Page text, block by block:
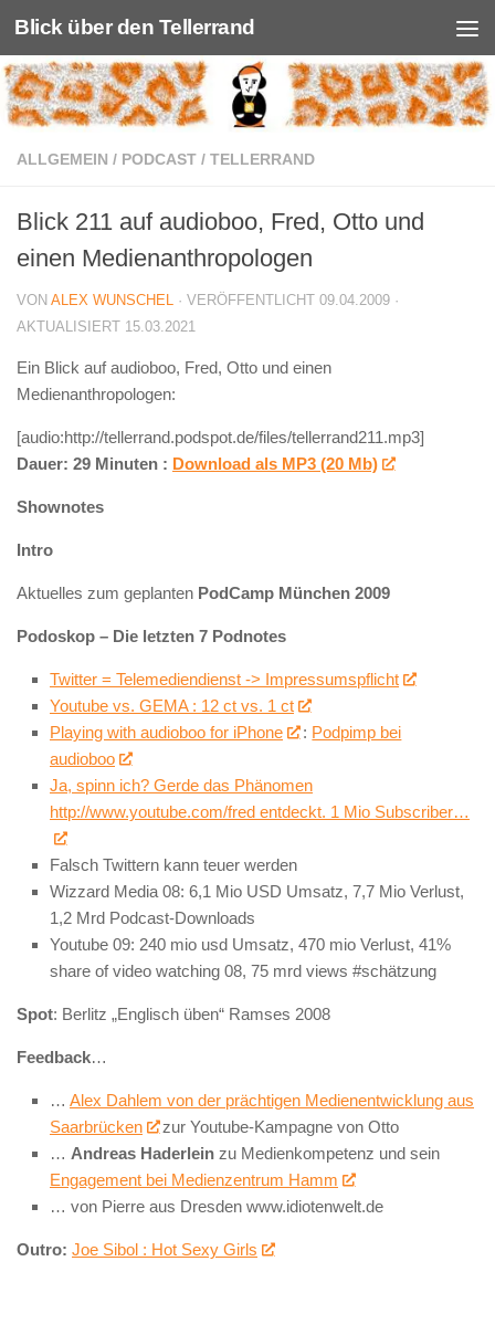
Unter dem Inhalt
Blick über den Tellerrand
ALLGEMEIN / PODCAST / TELLERRAND
Blick 211 auf audioboo, Fred, Otto und
einen Medienanthropologen
VON ALEX WUNSCHEL · VERÖFFENTLICHT 09.04.2009 ·
AKTUALISIERT 15.03.2021
Ein Blick auf audioboo, Fred, Otto und einen
Medienanthropologen:
[audio:http://tellerrand.podspot.de/files/tellerrand211.mp3]
Dauer: 29 Minuten : Download als MP3 (20 Mb)
Shownotes
Intro
Aktuelles zum geplanten PodCamp München 2009
Podoskop – Die letzten 7 Podnotes
Twitter = Telemediendienst -> Impressumspflicht
Youtube vs. GEMA : 12 ct vs. 1 ct
Playing with audioboo for iPhone
: Podpimp bei
audioboo
Ja, spinn ich? Gerde das Phänomen
http://www.youtube.com/fred entdeckt. 1 Mio Subscriber…
Falsch Twittern kann teuer werden
Wizzard Media 08: 6,1 Mio USD Umsatz, 7,7 Mio Verlust,
1,2 Mrd Podcast-Downloads
Youtube 09: 240 mio usd Umsatz, 470 mio Verlust, 41%
share of video watching 08, 75 mrd views #schätzung
Spot: Berlitz „Englisch üben“ Ramses 2008
Feedback…
… Alex Dahlem von der prächtigen Medienentwicklung aus
Saarbrücken
zur Youtube-Kampagne von Otto
… Andreas Haderlein zu Medienkompetenz und sein
Engagement bei Medienzentrum Hamm
… von Pierre aus Dresden www.idiotenwelt.de
Outro: Joe Sibol : Hot Sexy Girls